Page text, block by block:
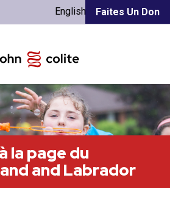
Faites Un Don
English
la page du
and Labrador